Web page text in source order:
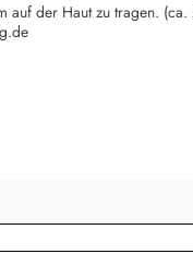
auf der Haut zu tragen.